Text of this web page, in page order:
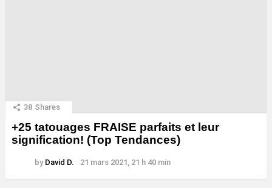
38 Shares
+25 tatouages ​​FRAISE parfaits et leur
signification! (Top Tendances)
by David D. 21 mars 2021, 21 h 40 min